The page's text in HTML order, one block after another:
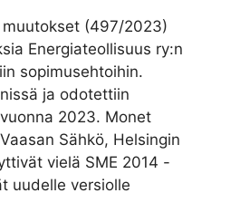
(497/2023)
Energiateollisuus ry:n
sopimusehtoihin.
ja odotettiin
2023. Monet
Sähkö, Helsingin
vielä SME 2014 -
uudelle versiolle